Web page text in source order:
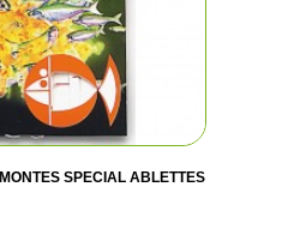
SPECIAL ABLETTES